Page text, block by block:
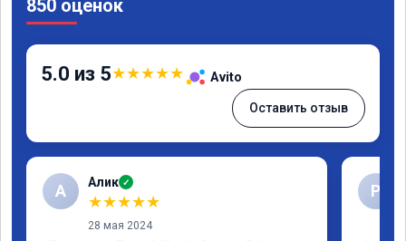
850 оценок
5.0 из 5★★★★★ Avito
Оставить отзыв
А Алик ✓
★★★★★
28 мая 2024
Р